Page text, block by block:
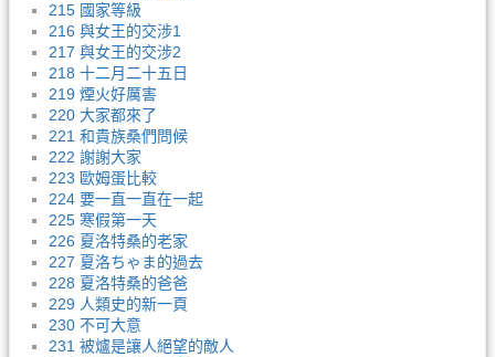
215 國家等級
216 與女王的交涉1
217 與女王的交涉2
218 十二月二十五日
219 煙火好厲害
220 大家都來了
221 和貴族桑們問候
222 謝謝大家
223 歐姆蛋比較
224 要一直一直在一起
225 寒假第一天
226 夏洛特桑的老家
227 夏洛ちゃま的過去
228 夏洛特桑的爸爸
229 人類史的新一頁
230 不可大意
231 被爐是讓人絕望的敵人